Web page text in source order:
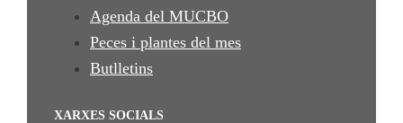
Agenda del MUCBO
Peces i plantes del mes
Butlletins
XARXES SOCIALS